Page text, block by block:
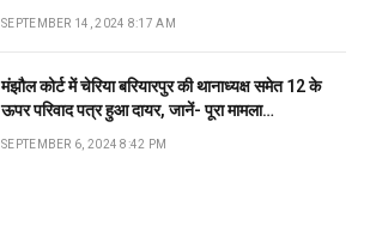
SEPTEMBER 14, 2024 8:17 AM
मंझौल कोर्ट में चेरिया बरियारपुर की थानाध्यक्ष समेत 12 के
ऊपर परिवाद पत्र हुआ दायर, जानें- पूरा मामला…
SEPTEMBER 6, 2024 8:42 PM